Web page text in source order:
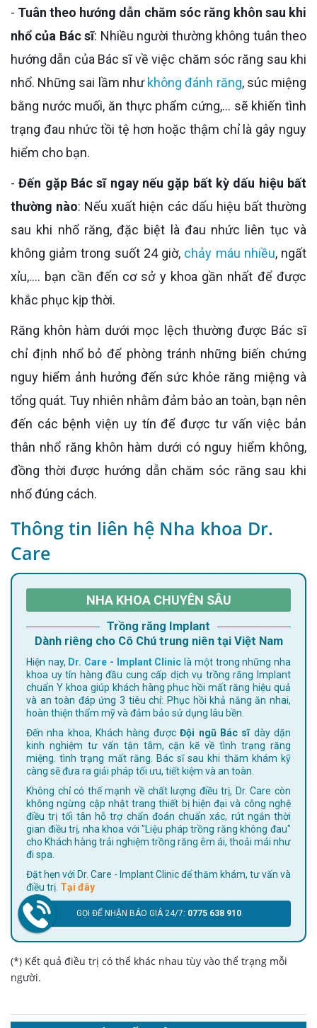
Tuân theo hướng dẫn chăm sóc răng khôn sau khi
nhổ của Bác sĩ: Nhiều người thường không tuân theo
hướng dẫn của Bác sĩ về việc chăm sóc răng sau khi
nhổ. Những sai lầm như không đánh răng, súc miệng
bằng nước muối, ăn thực phẩm cứng,... sẽ khiến tình
trạng đau nhức tồi tệ hơn hoặc thậm chỉ là gây nguy
hiểm cho bạn.
-Đến gặp Bác sĩ ngay nếu gặp bất kỳ dấu hiệu bất
thường nào: Nếu xuất hiện các dấu hiệu bất thường
sau khi nhổ răng, đặc biệt là đau nhức liên tục và
không giảm trong suốt 24 giờ, chảy máu nhiều, ngất
xỉu,.... bạn cần đến cơ sở y khoa gần nhất để được
khắc phục kịp thời.
Răng khôn hàm dưới mọc lệch thường được Bác sĩ
chỉ định nhổ bỏ để phòng tránh những biến chứng
nguy hiểm ảnh hưởng đến sức khỏe răng miệng và
tổng quát. Tuy nhiên nhằm đảm bảo an toàn, bạn nên
đến các bệnh viện uy tín để được tư vấn việc bản
thân nhổ răng khôn hàm dưới có nguy hiểm không,
đồng thời được hướng dẫn chăm sóc răng sau khi
nhổ đúng cách.
Thông tin liên hệ Nha khoa Dr.
Care
NHA KHOA CHUYÊN SÂU
Trồng răng Implant
Dành riêng cho Cô Chú trung niên tại Việt Nam
Hiện nay, Dr. Care - Implant Clinic là một trong những nha
khoa uy tín hàng đầu cung cấp dịch vụ trồng răng Implant
chuẩn Y khoa giúp khách hàng phục hồi mất răng hiệu quả
và an toàn đáp ứng 3 tiêu chí: Phục hồi khả năng ăn nhai,
hoàn thiện thẩm mỹ và đảm bảo sử dụng lâu bền.
Đến nha khoa, Khách hàng đượcĐội ngũ Bác sĩdày dặn
kinh nghiệm tư vấn tận tâm, cặn kẽ về tình trạng răng
miệng. tình trạng mất răng. Bác sĩ sau khi thăm khám kỹ
càng sẽ đưa ra giải pháp tối ưu, tiết kiệm và an toàn.
Không chỉ có thế mạnh về chất lượng điều trị, Dr. Care còn
không ngừng cập nhật trang thiết bị hiện đại và công nghệ
điều trị tối tân hỗ trợ chẩn đoán chuẩn xác, rút ngắn thời
gian điều trị, nha khoa với "Liệu pháp trồng răng không đau"
cho Khách hàng trải nghiệm trồng răng êm ái, thoải mái như
đi spa.
Đặt hẹn với Dr. Care - Implant Clinic để thăm khám, tư vấn và
điều trị. Tại đây
GỌI ĐỂ NHẬN BÁO GIÁ 24/7: 0775 638 910
(*) Kết quả điều trị có thể khác nhau tùy vào thể trạng mỗi
người.